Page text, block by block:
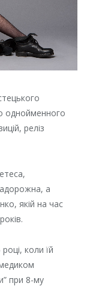
однойменного
реліз
а
якій на час
коли їй
при 8-му